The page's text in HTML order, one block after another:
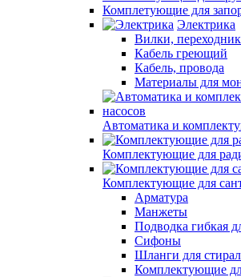
Комплетующие для
Электрика
Вилки,
Кабель греющий
Кабель, провода
Материалы для
Автоматика и
Комплектующие для
Комплектующие для
Арматура
Манжеты
Подводка гибкая
Сифоны
Шланги для
Комплектующие